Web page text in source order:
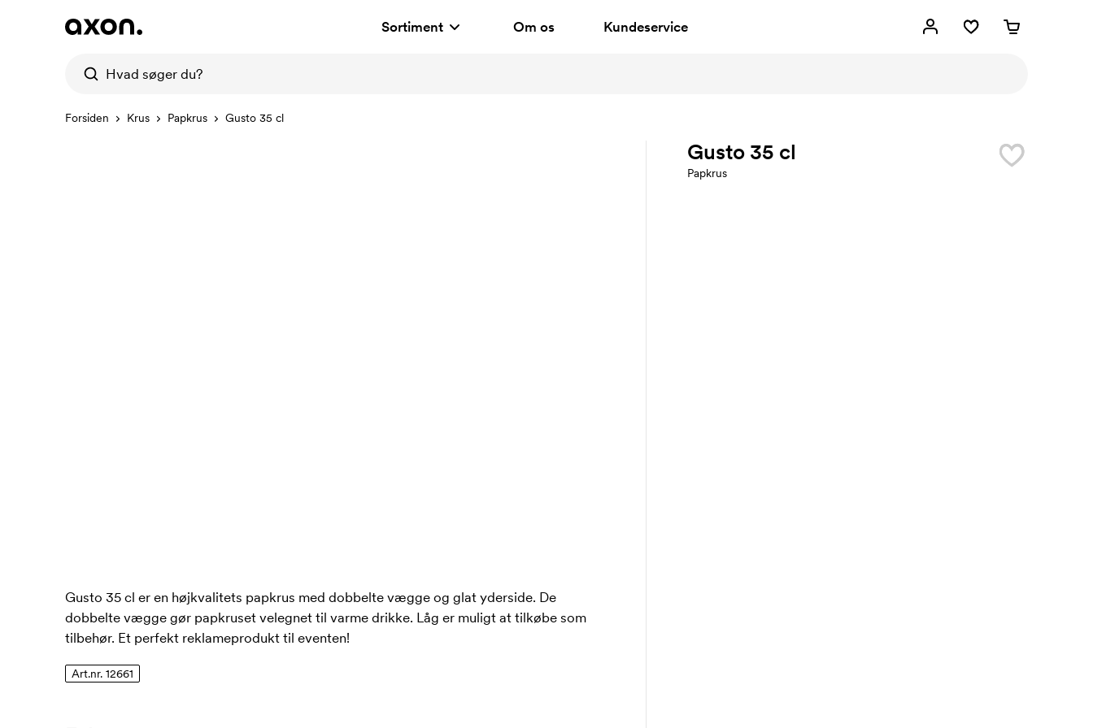
Sortiment Om os Kundeservice
Forsiden Krus Papkrus Gusto 35 cl
Gusto 35 cl
Papkrus
Gusto 35 cl er en højkvalitets papkrus med dobbelte vægge og glat yderside. De
dobbelte vægge gør papkruset velegnet til varme drikke. Låg er muligt at tilkøbe som
tilbehør. Et perfekt reklameprodukt til eventen!
Art.nr. 12661